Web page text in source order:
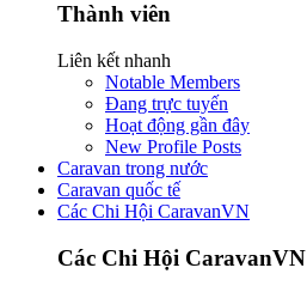
Thành viên
Liên kết nhanh
Notable Members
Đang trực tuyến
Hoạt động gần đây
New Profile Posts
Caravan trong nước
Caravan quốc tế
Các Chi Hội CaravanVN
Các Chi Hội CaravanVN